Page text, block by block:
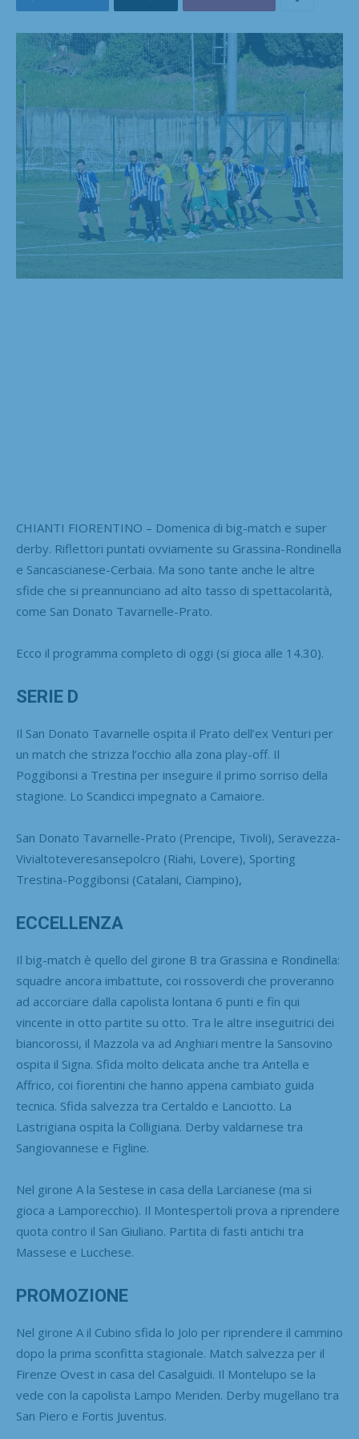
CHIANTI FIORENTINO – Domenica di big-match e super
derby. Riflettori puntati ovviamente su Grassina-Rondinella
e Sancascianese-Cerbaia. Ma sono tante anche le altre
sfide che si preannunciano ad alto tasso di spettacolarità,
come San Donato Tavarnelle-Prato.
Ecco il programma completo di oggi (si gioca alle 14.30).
SERIE D
Il San Donato Tavarnelle ospita il Prato dell’ex Venturi per
un match che strizza l’occhio alla zona play-off. Il
Poggibonsi a Trestina per inseguire il primo sorriso della
stagione. Lo Scandicci impegnato a Camaiore.
San Donato Tavarnelle-Prato (Prencipe, Tivoli), Seravezza-
Vivialtoteveresansepolcro (Riahi, Lovere), Sporting
Trestina-Poggibonsi (Catalani, Ciampino),
ECCELLENZA
Il big-match è quello del girone B tra Grassina e Rondinella:
squadre ancora imbattute, coi rossoverdi che proveranno
ad accorciare dalla capolista lontana 6 punti e fin qui
vincente in otto partite su otto. Tra le altre inseguitrici dei
biancorossi, il Mazzola va ad Anghiari mentre la Sansovino
ospita il Signa. Sfida molto delicata anche tra Antella e
Affrico, coi fiorentini che hanno appena cambiato guida
tecnica. Sfida salvezza tra Certaldo e Lanciotto. La
Lastrigiana ospita la Colligiana. Derby valdarnese tra
Sangiovannese e Figline.
Nel girone A la Sestese in casa della Larcianese (ma si
gioca a Lamporecchio). Il Montespertoli prova a riprendere
quota contro il San Giuliano. Partita di fasti antichi tra
Massese e Lucchese.
PROMOZIONE
Nel girone A il Cubino sfida lo Jolo per riprendere il cammino
dopo la prima sconfitta stagionale. Match salvezza per il
Firenze Ovest in casa del Casalguidi. Il Montelupo se la
vede con la capolista Lampo Meriden. Derby mugellano tra
San Piero e Fortis Juventus.